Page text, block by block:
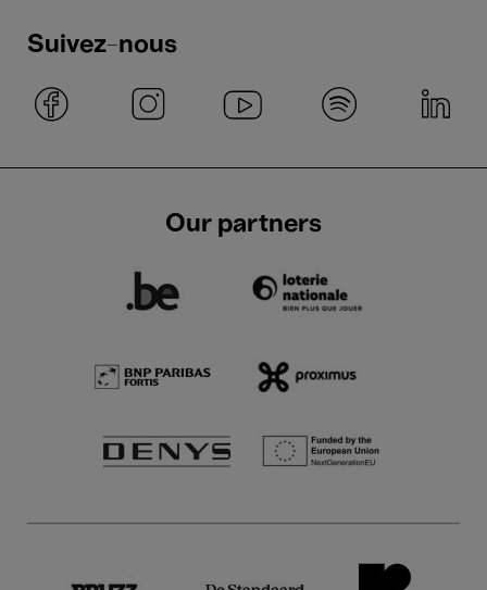
Suivez-nous
Our partners